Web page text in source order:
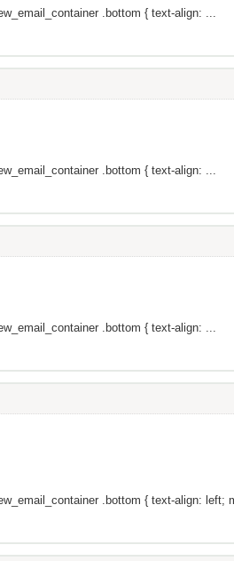
.bottom { text-align: ...
.bottom { text-align: ...
.bottom { text-align: ...
.bottom { text-align: left;